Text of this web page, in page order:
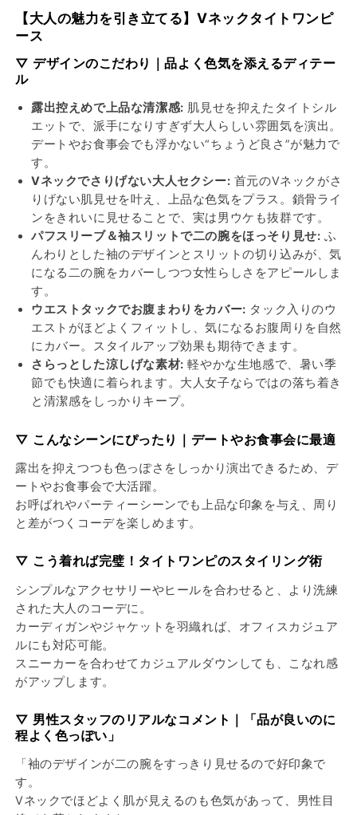
ッ
ク
パ
ス
リ
ー
ブ
タ
イ
ト
ワ
ン
ピ
ー
ス
の
数
量
を
減
す
ッ
パ
ス
リ
ー
タ
イ
ト
ワ
ン
ピ
ス
の
数
量
を
増
す
【大人の魅力を引き立てる】Vネックタイトワンピ
ース
▽ デザインのこだわり｜品よく色気を添えるディテー
ル
露出控えめで上品な清潔感: 肌見せを抑えたタイトシル
エットで、派手になりすぎず大人らしい雰囲気を演出。
デートやお食事会でも浮かない“ちょうど良さ”が魅力で
す。
Vネックでさりげない大人セクシー: 首元のVネックがさ
りげない肌見せを叶え、上品な色気をプラス。鎖骨ライ
ンをきれいに見せることで、実は男ウケも抜群です。
パフスリーブ＆袖スリットで二の腕をほっそり見せ: ふ
んわりとした袖のデザインとスリットの切り込みが、気
になる二の腕をカバーしつつ女性らしさをアピールしま
す。
ウエストタックでお腹まわりをカバー: タック入りのウ
エストがほどよくフィットし、気になるお腹周りを自然
にカバー。スタイルアップ効果も期待できます。
さらっとした涼しげな素材: 軽やかな生地感で、暑い季
節でも快適に着られます。大人女子ならではの落ち着き
と清潔感をしっかりキープ。
▽ こんなシーンにぴったり｜デートやお食事会に最適
露出を抑えつつも色っぽさをしっかり演出できるため、デ
ートやお食事会で大活躍。
お呼ばれやパーティーシーンでも上品な印象を与え、周り
と差がつくコーデを楽しめます。
▽ こう着れば完璧！タイトワンピのスタイリング術
シンプルなアクセサリーやヒールを合わせると、より洗練
された大人のコーデに。
カーディガンやジャケットを羽織れば、オフィスカジュア
ルにも対応可能。
スニーカーを合わせてカジュアルダウンしても、こなれ感
がアップします。
▽ 男性スタッフのリアルなコメント｜「品が良いのに
程よく色っぽい」
「袖のデザインが二の腕をすっきり見せるので好印象で
す。
Vネックでほどよく肌が見えるのも色気があって、男性目